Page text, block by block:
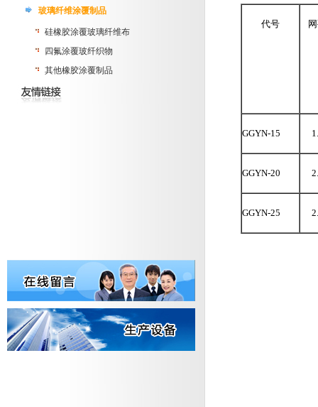
玻璃纤维涂覆制品
硅橡胶涂覆玻璃纤维布
四氟涂覆玻纤织物
其他橡胶涂覆制品
代号
GGYN-15
GGYN-20
GGYN-25